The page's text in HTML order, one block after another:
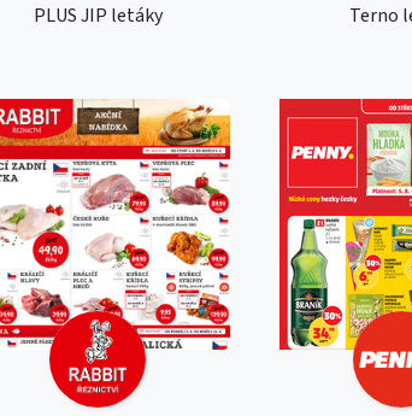
PLUS JIP letáky Terno